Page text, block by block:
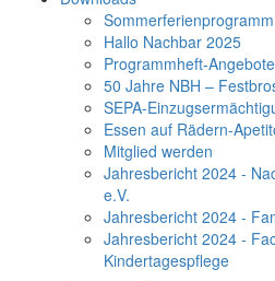
Sommerferienprogramm
Hallo Nachbar 2025
Programmheft-
50 Jahre NBH –
SEPA-
Essen auf Rädern-
Mitglied werden
Jahresbericht 2024 -
e.V.
Jahresbericht 2024 -
Jahresbericht 2024 -
Kindertagespflege